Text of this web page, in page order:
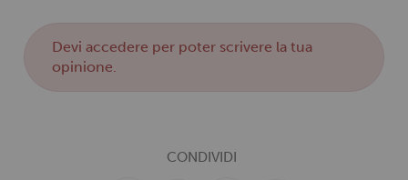
Deviaccedere per poter scrivere la tua
opinione.
CONDIVIDI